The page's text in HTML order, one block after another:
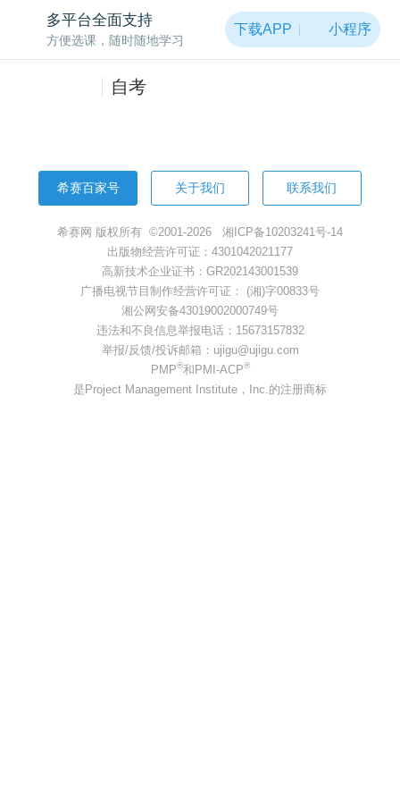
多平台全面支持
方便选课，随时随地学习
下载APP 小程序
自考
非常抱歉，页面被黑洞吸走啦~
希赛百家号 关于我们 联系我们
希赛网 版权所有 ©2001-2026 湘ICP备10203241号-14
出版物经营许可证：4301042021177
高新技术企业证书：GR202143001539
广播电视节目制作经营许可证： (湘)字00833号
湘公网安备43019002000749号
违法和不良信息举报电话：15673157832
举报/反馈/投诉邮箱：ujigu@ujigu.com
PMP®和PMI-ACP®
是Project Management Institute，Inc.的注册商标